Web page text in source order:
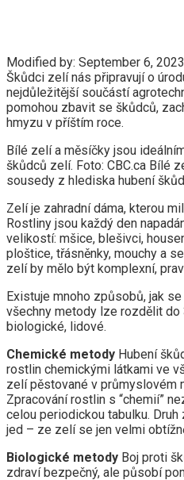
Modified by: September 6, 2023
Škůdci zelí nás připravují o
nejdůležitější součástí
pomohou zbavit se škůdců,
hmyzu v příštím roce.
Bílé zelí a měsíčky jsou
škůdců zelí. Foto: CBC.ca Bílé
sousedy z hlediska hubení
Zelí je zahradní dáma, kterou
Rostliny jsou každý den
velikostí: mšice, blešivci,
ploštice, třásněnky, mouchy a
zelí by mělo být komplexní,
Existuje mnoho způsobů, jak
všechny metody lze rozdělit do
biologické, lidové.
Chemické metody Hubení
rostlin chemickými látkami ve
zelí pěstované v průmyslovém
Zpracování rostlin s “chemií”
celou periodickou tabulku.
jed – ze zelí se jen velmi
Biologické metody Boj proti
zdraví bezpečný, ale působí